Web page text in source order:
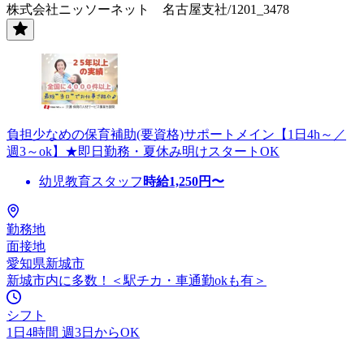
株式会社ニッソーネット 名古屋支社/1201_3478
負担少なめの保育補助(要資格)サポートメイン【1日4h～／
週3～ok】★即日勤務・夏休み明けスタートOK
幼児教育スタッフ 時給1,250円〜
勤務地
面接地
愛知県新城市
新城市内に多数！＜駅チカ・車通勤okも有＞
シフト
1日4時間 週3日からOK